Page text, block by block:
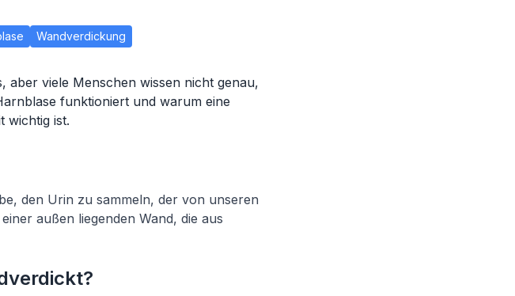
Wandverdickung
aber viele Menschen wissen nicht genau,
funktioniert und warum eine
wichtig ist.
den Urin zu sammeln, der von unseren
außen liegenden Wand, die aus